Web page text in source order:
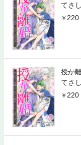
てさ
220
授か
てさ
220